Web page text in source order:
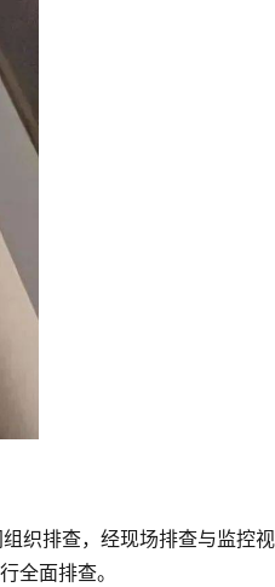
排查，经现场排查与监控
全面排查。